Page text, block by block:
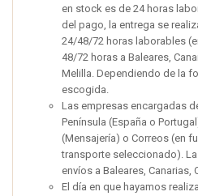
en stock es de 24 horas
del pago, la entrega se
24/48/72 horas laborables
48/72 horas a Baleares,
Melilla. Dependiendo de la
escogida.
Las empresas encargadas
Península (España o
(Mensajería) o Correos (en
transporte seleccionado).
envíos a Baleares, Canarias,
El día en que hayamos